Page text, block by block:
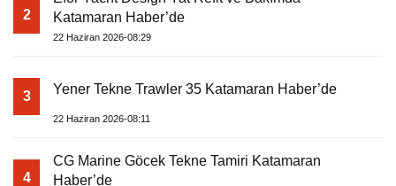
2
Katamaran Haber’de
22 Haziran 2026-08:29
3 Yener Tekne Trawler 35 Katamaran Haber’de
22 Haziran 2026-08:11
4
CG Marine Göcek Tekne Tamiri Katamaran
Haber’de